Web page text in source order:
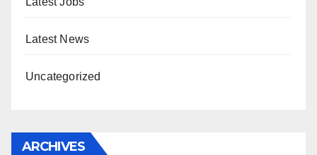
Latest News
Uncategorized
ARCHIVES